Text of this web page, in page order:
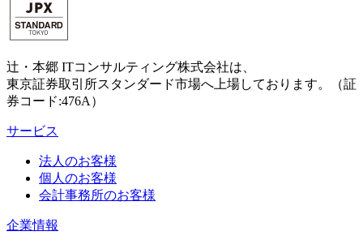
辻・本郷 ITコンサルティング株式会社は、
東京証券取引所スタンダード市場へ上場しております。（証
券コード:476A）
サービス
法人のお客様
個人のお客様
会計事務所のお客様
企業情報